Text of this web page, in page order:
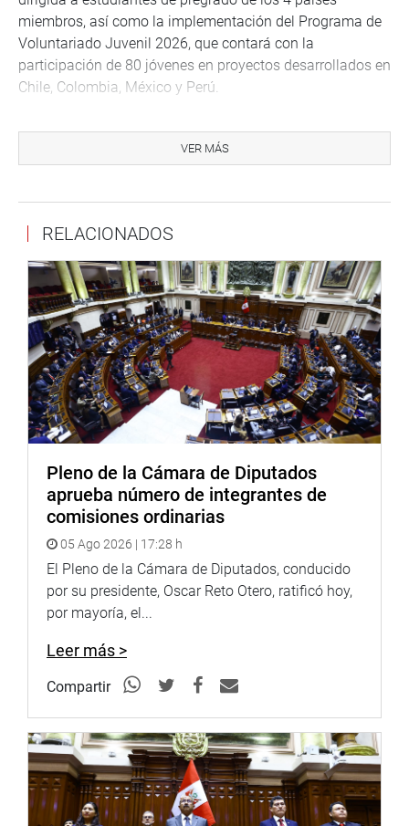
miembros, así como la implementación del Programa de
Voluntariado Juvenil 2026, que contará con la
participación de 80 jóvenes en proyectos desarrollados en
Chile, Colombia, México y Perú.
culturales y sociales promovidas en el marco de la
Alianza del Pacífico, entre ellas programas de formación,
enseñanza del idioma inglés en los países integrantes.
Por su parte, el director de Integración del Ministerio de
Relaciones Exteriores, Eduardo Banda Necochea, reafirmó
el compromiso del Perú con la integración regional y
señaló que el país apuesta por una Alianza del Pacífico
pragmática y funcional, capaz de generar beneficios
concretos para la ciudadanía.
La sesión fue conducida por la congresista María
Elizabeth Taipe Coronado (grupo parlamentario Perú
Parlamentario al Acuerdo de la Alianza del Pacífico.
OFICINA DE COMUNICACIONES E IMAGEN
INSTITUCIONAL
VER MÁS
RELACIONADOS
Pleno de la Cámara de Diputados
aprueba número de integrantes de
comisiones ordinarias
05 Ago 2026 | 17:28 h
El Pleno de la Cámara de Diputados, conducido
por su presidente, Oscar Reto Otero, ratificó hoy,
por mayoría, el...
Leer más >
Compartir